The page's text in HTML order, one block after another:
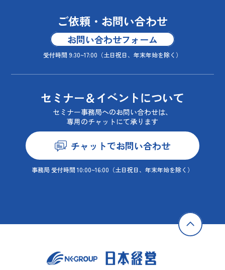
ご依頼・お問い合わせ
お問い合わせフォーム
受付時間 9:30~17:00 （土日祝日、年末年始を除く）
セミナー＆イベントについて
セミナー事務局へのお問い合わせは、
専用のチャットにて承ります
チャットでお問い合わせ
事務局 受付時間 10:00~16:00 （土日祝日、年末年始を除く）